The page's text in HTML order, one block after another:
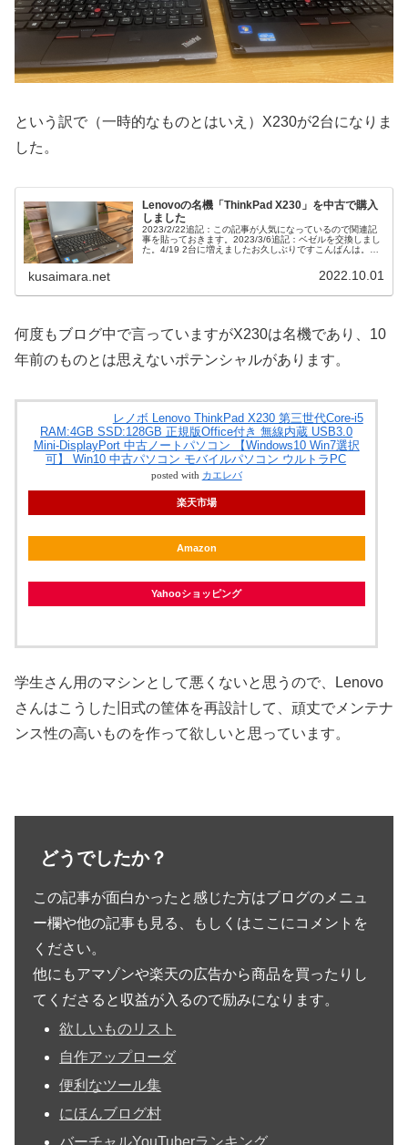
という訳で（一時的なものとはいえ）X230が2台になりま
した。
Lenovoの名機「ThinkPad X230」を中古で購入
しました
2023/2/22追記：この記事が人気になっているので関連記
事を貼っておきます。2023/3/6追記：ベゼルを交換しまし
た。4/19 2台に増えましたお久しぶりですこんばんは。草
kusaimara.net 2022.10.01
何度もブログ中で言っていますがX230は名機であり、10
年前のものとは思えないポテンシャルがあります。
レノボ Lenovo ThinkPad X230 第三世代Core-i5
RAM:4GB SSD:128GB 正規版Office付き 無線内蔵 USB3.0
Mini-DisplayPort 中古ノートパソコン 【Windows10 Win7選択
可】 Win10 中古パソコン モバイルパソコン ウルトラPC
posted with カエレバ
楽天市場
Amazon
Yahooショッピング
学生さん用のマシンとして悪くないと思うので、Lenovo
さんはこうした旧式の筐体を再設計して、頑丈でメンテナ
ンス性の高いものを作って欲しいと思っています。
どうでしたか？
この記事が面白かったと感じた方はブログのメニュ
ー欄や他の記事も見る、もしくはここにコメントを
ください。
他にもアマゾンや楽天の広告から商品を買ったりし
てくださると収益が入るので励みになります。
欲しいものリスト
自作アップローダ
便利なツール集
にほんブログ村